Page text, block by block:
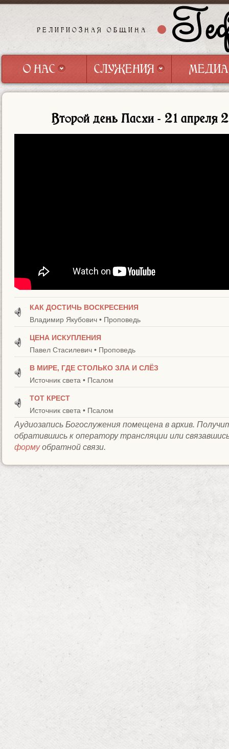
РЕЛИГИОЗНАЯ ОБЩИНА
О НАС
СЛУЖЕНИЯ
СЛУЖЕНИЯ
МЕДИА
МЕДИА
Второй день Пасхи - 21 апреля
КАК ДОСТИЧЬ ВОСКРЕСЕНИЯ
Владимир Якубович • Проповедь
ЦЕНА ИСКУПЛЕНИЯ
Павел Стасилевич • Проповедь
В МИРЕ, ГДЕ СТОЛЬКО ЗЛА И СЛЁЗ
Источник света • Псалом
ТОТ КРЕСТ
Источник света • Псалом
Aудиозапись Богослужения помещена в архив.
обратившись к оператору трансляции или
формуобратной связи.